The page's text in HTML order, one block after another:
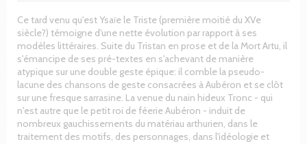
Ce tard venu qu'est Ysaïe le Triste (première moitié du XVe
siècle?) témoigne d'une nette évolution par rapport à ses
modèles littéraires. Suite du Tristan en prose et de la Mort Artu, il
s'émancipe de ses pré-textes en s'achevant de manière
atypique sur une double geste épique: il comble la pseudo-
lacune des chansons de geste consacrées à Aubéron et se clôt
sur une fresque sarrasine. La venue du nain hideux Tronc - qui
n'est autre que le petit roi de féerie Aubéron - induit de
nombreux gauchissements du matériau arthurien, dans le
traitement des motifs, des personnages, dans l'idéologie et